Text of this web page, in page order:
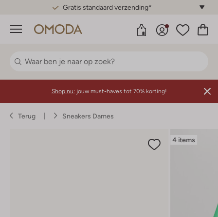
Gratis standaard verzending*
Menu
Shop nu: jouw must-haves tot 70% korting!
Terug Sneakers Dames
4 items